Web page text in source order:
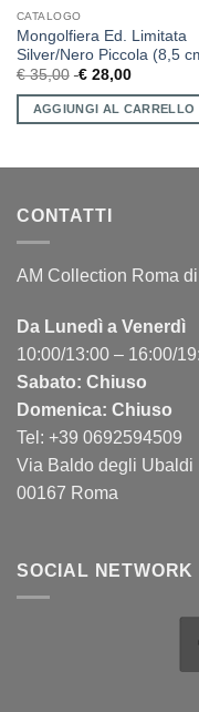
CATALOGO
Mongolfiera Ed. Limitata
Silver/Nero Piccola (8,5
€35,00 €28,00
AGGIUNGI AL CARRELLO
CONTATTI
AM Collection Roma
Da Lunedì a Venerdì
10:00/13:00 – 16:00/
Sabato: Chiuso
Domenica: Chiuso
Tel: +39 0692594509
Via Baldo degli Ubaldi
00167 Roma
SOCIAL NETWORK